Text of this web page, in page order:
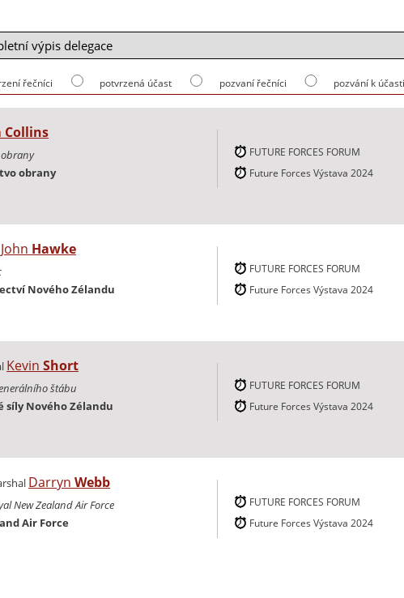
řečníci potvrzená účast pozvaní řečníci pozvání k
Collins
obrany
FUTURE FORCES FORUM
Future Forces Výstava 2024
Hawke
Nového Zélandu
FUTURE FORCES FORUM
Future Forces Výstava 2024
Kevin Short
štábu
síly Nového Zélandu
FUTURE FORCES FORUM
Future Forces Výstava 2024
Darryn Webb
New Zealand Air Force
Air Force
FUTURE FORCES FORUM
Future Forces Výstava 2024